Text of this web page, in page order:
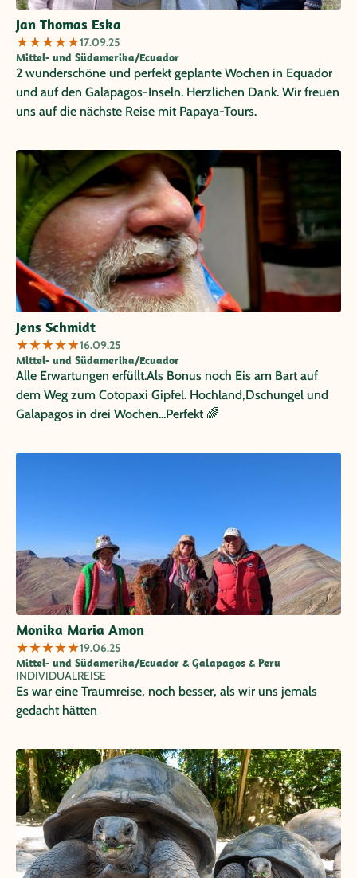
Jan Thomas Eska
★★★★★17.09.25
Mittel- und Südamerika/Ecuador
2 wunderschöne und perfekt geplante Wochen in Equador
und auf den Galapagos-Inseln. Herzlichen Dank. Wir freuen
uns auf die nächste Reise mit Papaya-Tours.
Jens Schmidt
★★★★★16.09.25
Mittel- und Südamerika/Ecuador
Alle Erwartungen erfüllt.Als Bonus noch Eis am Bart auf
dem Weg zum Cotopaxi Gipfel. Hochland,Dschungel und
Galapagos in drei Wochen...Perfekt 🌈
Monika Maria Amon
★★★★★19.06.25
Mittel- und Südamerika/Ecuador & Galapagos & Peru
INDIVIDUALREISE
Es war eine Traumreise, noch besser, als wir uns jemals
gedacht hätten